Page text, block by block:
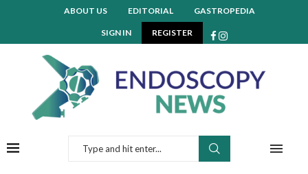
ABOUT US EDITORIAL GASTROPEDIA
SIGN IN REGISTER